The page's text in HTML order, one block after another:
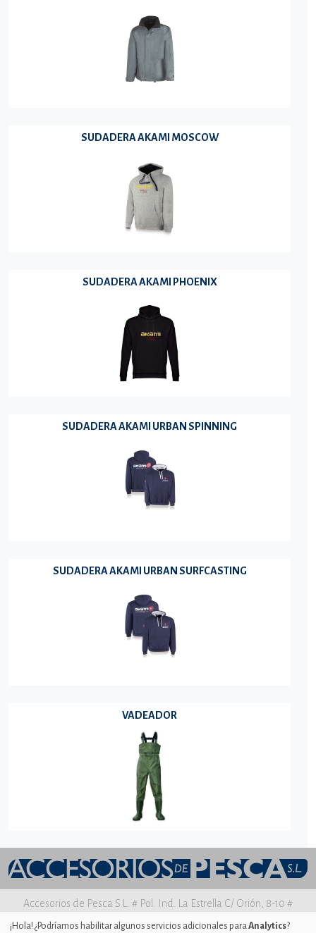
SUDADERA AKAMI MOSCOW
SUDADERA AKAMI PHOENIX
SUDADERA AKAMI URBAN SPINNING
SUDADERA AKAMI URBAN SURFCASTING
VADEADOR
Accesorios de Pesca S.L. # Pol. Ind. La Estrella C/ Orión, 8-10 #
30500 MOLINA DE SEGURA Murcia
¡Hola! ¿Podríamos habilitar algunos servicios adicionales paraAnalytics?